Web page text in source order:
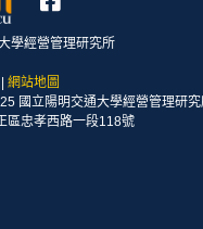
學經營管理研究所
網站地圖
國立陽明交通大學經營管理研究
區忠孝西路一段118號